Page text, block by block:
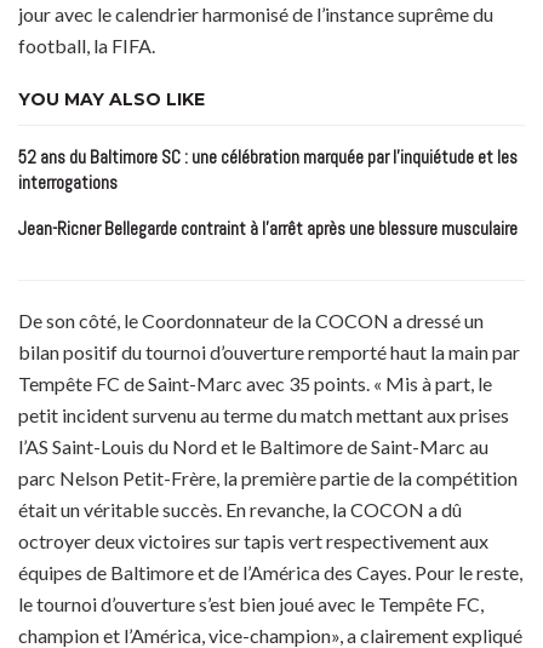
jour avec le calendrier harmonisé de l’instance suprême du
football, la FIFA.
YOU MAY ALSO LIKE
52 ans du Baltimore SC : une célébration marquée par l’inquiétude et les
interrogations
Jean-Ricner Bellegarde contraint à l’arrêt après une blessure musculaire
De son côté, le Coordonnateur de la COCON a dressé un
bilan positif du tournoi d’ouverture remporté haut la main par
Tempête FC de Saint-Marc avec 35 points. « Mis à part, le
petit incident survenu au terme du match mettant aux prises
l’AS Saint-Louis du Nord et le Baltimore de Saint-Marc au
parc Nelson Petit-Frère, la première partie de la compétition
était un véritable succès. En revanche, la COCON a dû
octroyer deux victoires sur tapis vert respectivement aux
équipes de Baltimore et de l’América des Cayes. Pour le reste,
le tournoi d’ouverture s’est bien joué avec le Tempête FC,
champion et l’América, vice-champion», a clairement expliqué